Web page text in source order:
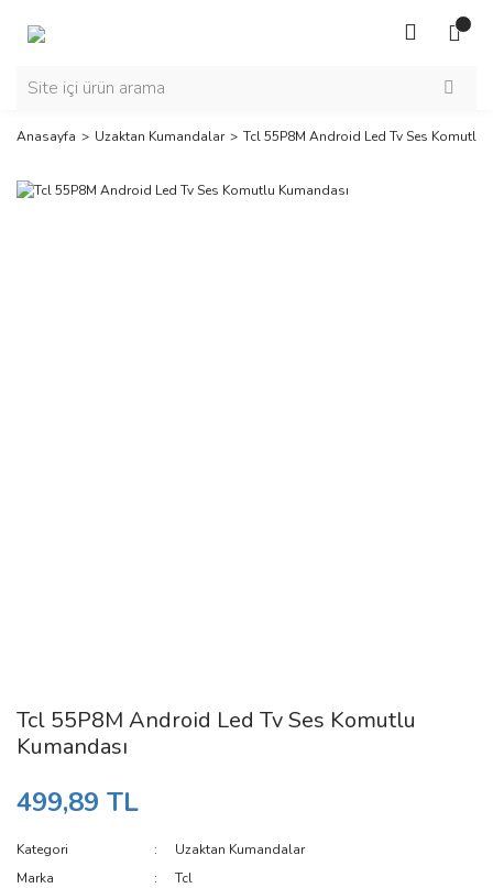
Anasayfa Uzaktan Kumandalar Tcl 55P8M Android Led Tv Ses Komutlu
Tcl 55P8M Android Led Tv Ses Komutlu
Kumandası
499,89 TL
Kategori
Uzaktan Kumandalar
Marka
Tcl